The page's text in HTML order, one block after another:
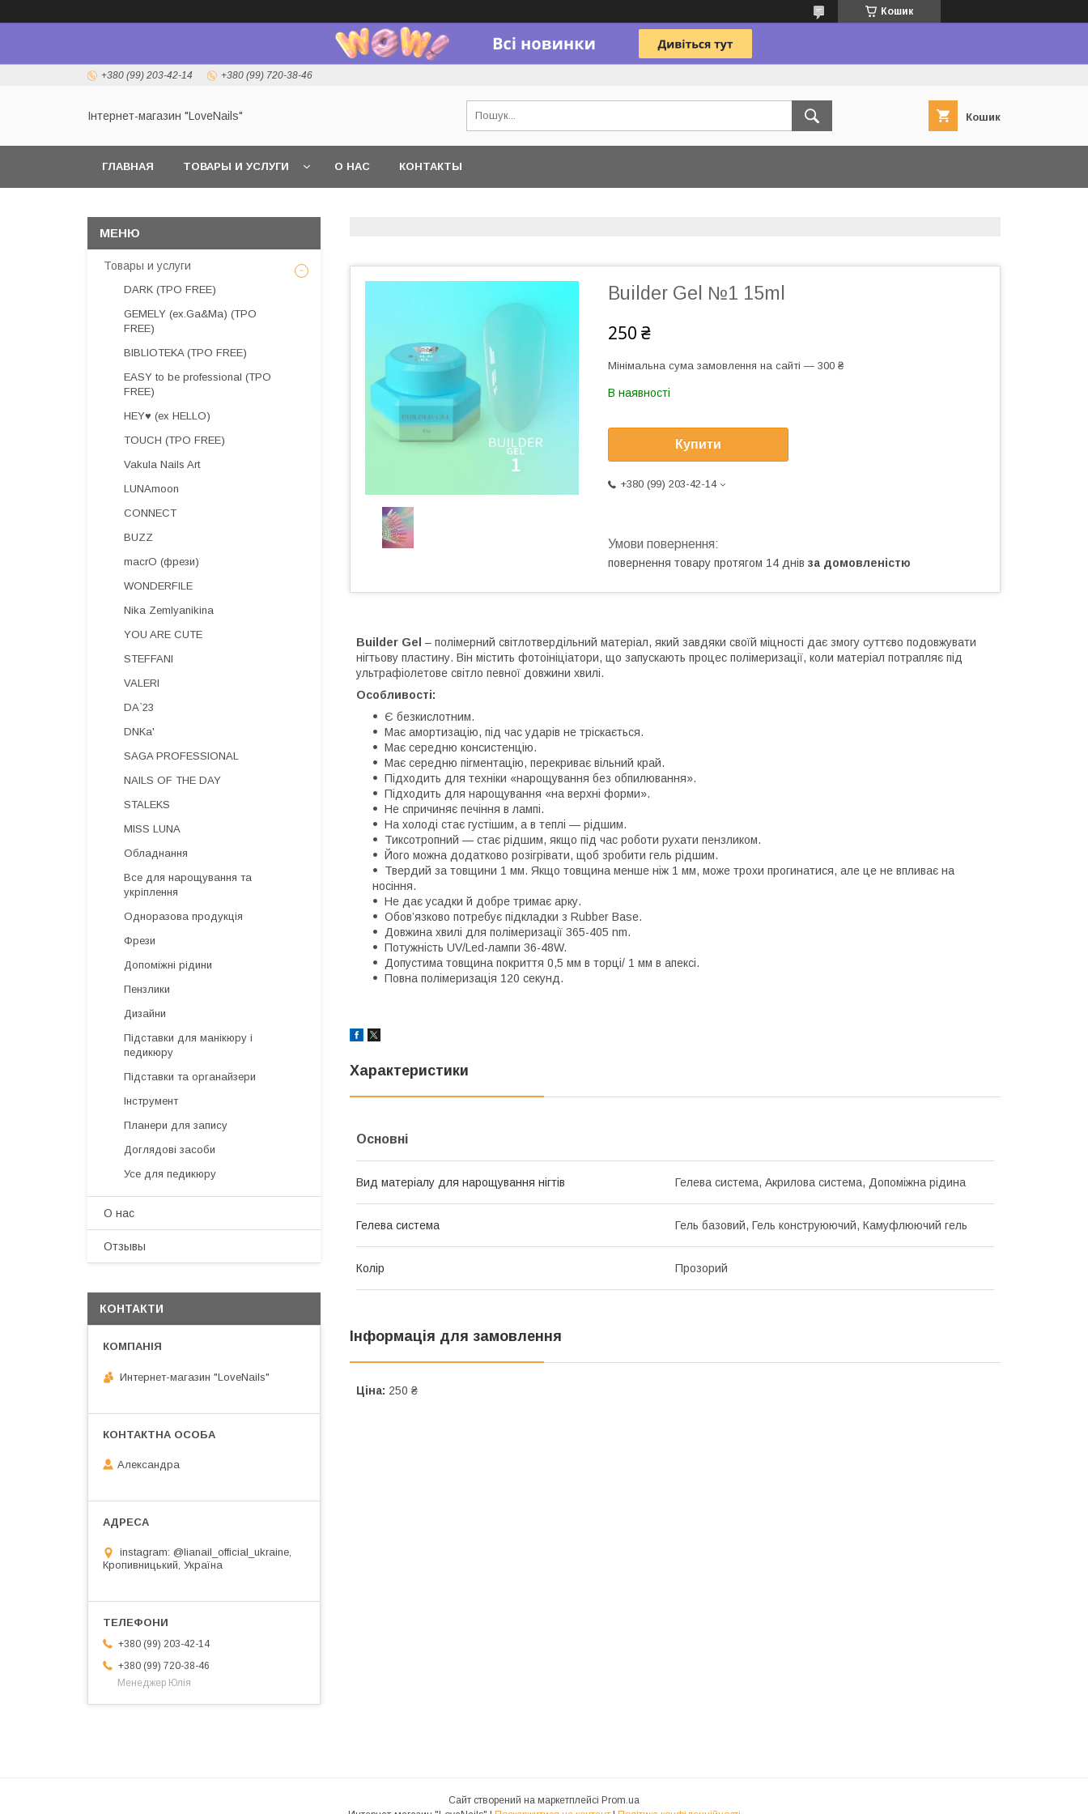
Кошик
+380 (99) 203-42-14 +380 (99) 720-38-46
Інтернет-магазин "LoveNails" Кошик
ГЛАВНАЯ ТОВАРЫ И УСЛУГИ О НАС КОНТАКТЫ
Builder Gel №1 15ml
250 ₴
Мінімальна сума замовлення на сайті — 300 ₴
В наявності
Купити
+380 (99) 203-42-14
повернення товару протягом 14 днів за домовленістю
Builder Gel – полімерний світлотвердільний матеріал, який завдяки своїй міцності дає змогу суттєво подовжувати
нігтьову пластину. Він містить фотоініціатори, що запускають процес полімеризації, коли матеріал потрапляє під
ультрафіолетове світло певної довжини хвилі.
Особливості:
Є безкислотним.
Має амортизацію, під час ударів не тріскається.
Має середню консистенцію.
Має середню пігментацію, перекриває вільний край.
Підходить для техніки «нарощування без обпилювання».
Підходить для нарощування «на верхні форми».
Не спричиняє печіння в лампі.
На холоді стає густішим, а в теплі — рідшим.
Тиксотропний — стає рідшим, якщо під час роботи рухати пензликом.
Його можна додатково розігрівати, щоб зробити гель рідшим.
Твердий за товщини 1 мм. Якщо товщина менше ніж 1 мм, може трохи прогинатися, але це не впливає на
носіння.
Не дає усадки й добре тримає арку.
Обов’язково потребує підкладки з Rubber Base.
Довжина хвилі для полімеризації 365-405 nm.
Потужність UV/Led-лампи 36-48W.
Допустима товщина покриття 0,5 мм в торці/ 1 мм в апексі.
Повна полімеризація 120 секунд.
Характеристики
Основні
Вид матеріалу для нарощування нігтів Гелева система, Акрилова система, Допоміжна рідина
Гелева система Гель базовий, Гель конструюючий, Камуфлюючий гель
Колір Прозорий
Інформація для замовлення
Ціна: 250 ₴
Товары и услуги
DARK (TPO FREE)
GEMELY (ex.Ga&Ma) (TPO
FREE)
BIBLIOTEKA (TPO FREE)
EASY to be professional (TPO
FREE)
HEY♥ (ex HELLO)
TOUCH (TPO FREE)
Vakula Nails Art
LUNAmoon
CONNECT
BUZZ
macrO (фрези)
WONDERFILE
Nika Zemlyanikina
YOU ARE CUTE
STEFFANI
VALERI
DA`23
DNKa'
SAGA PROFESSIONAL
NAILS OF THE DAY
STALEKS
MISS LUNA
Обладнання
Все для нарощування та
укріплення
Одноразова продукція
Фрези
Допоміжні рідини
Пензлики
Дизайни
Підставки для манікюру і
педикюру
Підставки та органайзери
Інструмент
Планери для запису
Доглядові засоби
Усе для педикюру
О нас
Отзывы
КОНТАКТИ
Интернет-магазин "LoveNails"
Александра
instagram: @lianail_official_ukraine,
Кропивницький, Україна
+380 (99) 203-42-14
+380 (99) 720-38-46
Менеджер Юлія
Сайт створений на маркетплейсі Prom.ua